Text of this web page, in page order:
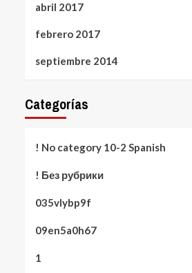
abril 2017
febrero 2017
septiembre 2014
Categorías
! No category 10-2 Spanish
! Без рубрики
035vlybp9f
09en5a0h67
1